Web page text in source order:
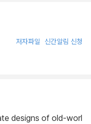
저자파일 신간알림 신청
designs of old-worl